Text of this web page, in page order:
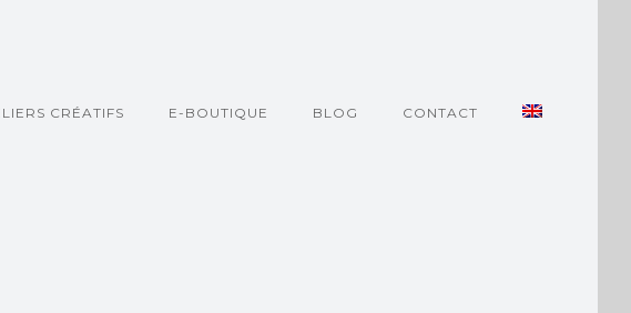
CRÉATIFS E-BOUTIQUE BLOG CONTACT